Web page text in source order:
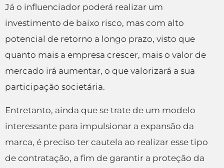
Já o influenciador poderá realizar um
investimento de baixo risco, mas com alto
potencial de retorno a longo prazo, visto que
quanto mais a empresa crescer, mais o valor de
mercado irá aumentar, o que valorizará a sua
participação societária.
Entretanto, ainda que se trate de um modelo
interessante para impulsionar a expansão da
marca, é preciso ter cautela ao realizar esse tipo
de contratação, a fim de garantir a proteção da